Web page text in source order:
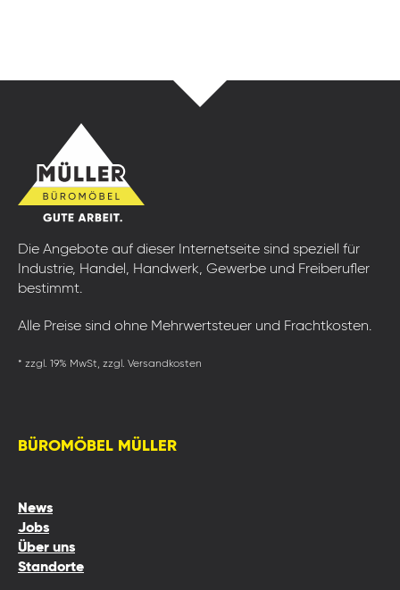
Die Angebote auf dieser Internetseite sind speziell für
Industrie, Handel, Handwerk, Gewerbe und Freiberufler
bestimmt.
Alle Preise sind ohne Mehrwertsteuer und Frachtkosten.
* zzgl. 19% MwSt, zzgl. Versandkosten
BÜROMÖBEL MÜLLER
News
Jobs
Über uns
Standorte